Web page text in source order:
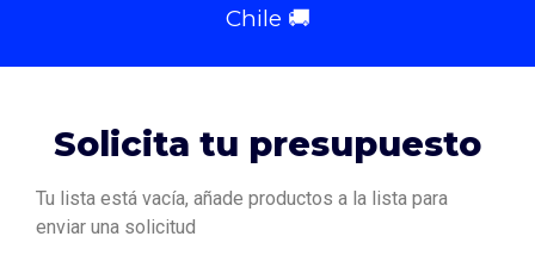
Chile 🚚
Solicita tu presupuesto
Tu lista está vacía, añade productos a la lista para
enviar una solicitud